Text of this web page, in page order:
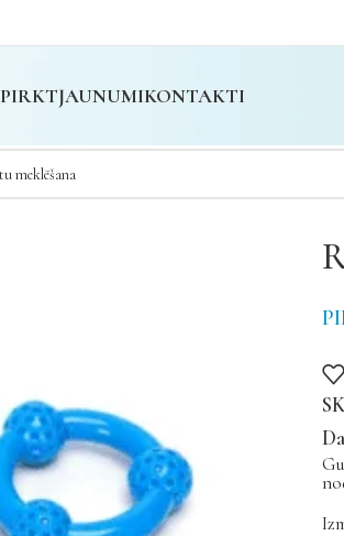
PIRKTJAUNUMIKONTAKTI